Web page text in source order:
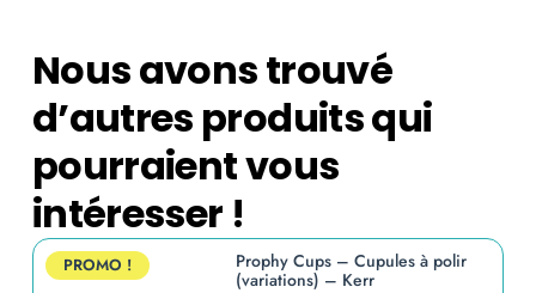
Nous avons trouvé
d’autres produits qui
pourraient vous
intéresser !
PROMO !
Prophy Cups – Cupules à polir
(variations) – Kerr